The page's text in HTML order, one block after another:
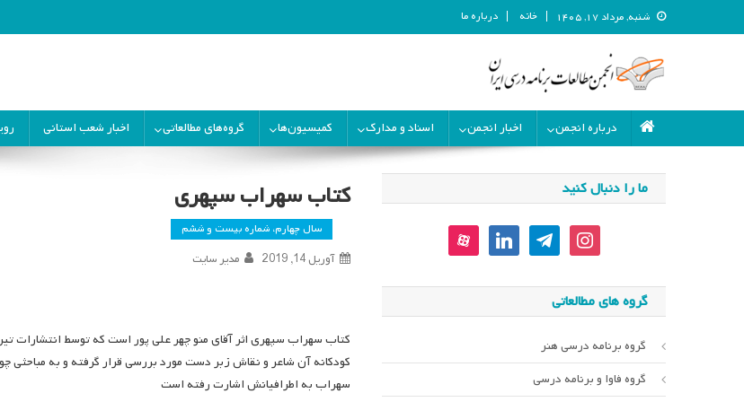
شنبه, مرداد ۱۷, ۱۴۰۵ خانه درباره ما
انجمن مطالعات برنامه درسی ایران
درباره انجمن
اخبار انجمن اسناد و مدارک کمیسیون‌ها گروه‌های مطالعاتی اخبار شعب استانی
کتاب سهراب سپهری
سال چهارم، شماره بیست و ششم
آوریل 14, 2019 مدیر سایت
کتاب سهراب سپهری اثر آقای منو چهر علی پور است که توسط انتشارات
کودکانه آن شاعر و نقاش زبر دست مورد بررسی قرار گرفته و به
سهراب به اطرافیانش اشارت رفته است
ما را دنبال کنید
instagram
telegram
linkedin
aparat
گروه های مطالعاتی
گروه برنامه درسی هنر
گروه فاوا و برنامه درسی